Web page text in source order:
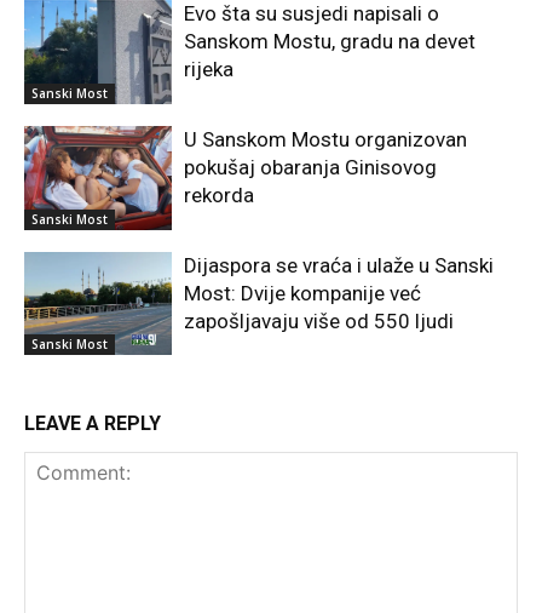
Sanski Most
Evo šta su susjedi napisali o
Sanskom Mostu, gradu na devet
rijeka
Sanski Most
U Sanskom Mostu organizovan
pokušaj obaranja Ginisovog
rekorda
Sanski Most
Dijaspora se vraća i ulaže u Sanski
Most: Dvije kompanije već
zapošljavaju više od 550 ljudi
LEAVE A REPLY